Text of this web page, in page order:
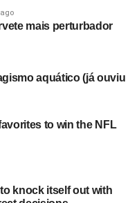
sabia que
Eles eram muito mais
basicamente era só
de pub rock. Aquilo
significativo do que o
foi editado e
vez no antigo
fizeram três
mais perturbador
aquático (já ouviu
to win the NFL
knock itself out with